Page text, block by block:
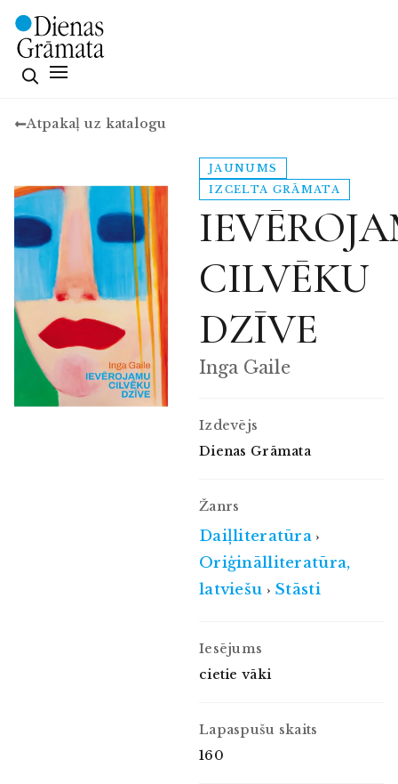
Atpakaļ uz katalogu
JAUNUMS
IZCELTA GRĀMATA
CILVĒKU
DZĪVE
Inga Gaile
Izdevējs
Dienas Grāmata
Žanrs
Daiļliteratūra ›
Oriģinālliteratūra,
latviešu › Stāsti
Iesējums
cietie vāki
Lapaspušu skaits
160